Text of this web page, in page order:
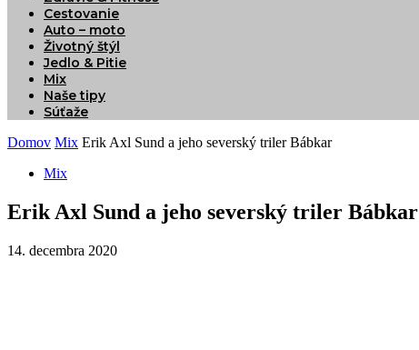
Cestovanie
Auto – moto
Životný štýl
Jedlo & Pitie
Mix
Naše tipy
Súťaže
Domov Mix Erik Axl Sund a jeho severský triler Bábkar
Mix
Erik Axl Sund a jeho severský triler Bábkar
14. decembra 2020